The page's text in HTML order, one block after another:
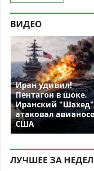
ВИДЕО
Иран удивил!
Пентагон в шоке.
Иранский "Шахед"
атаковал
США
ЛУЧШЕЕ ЗА